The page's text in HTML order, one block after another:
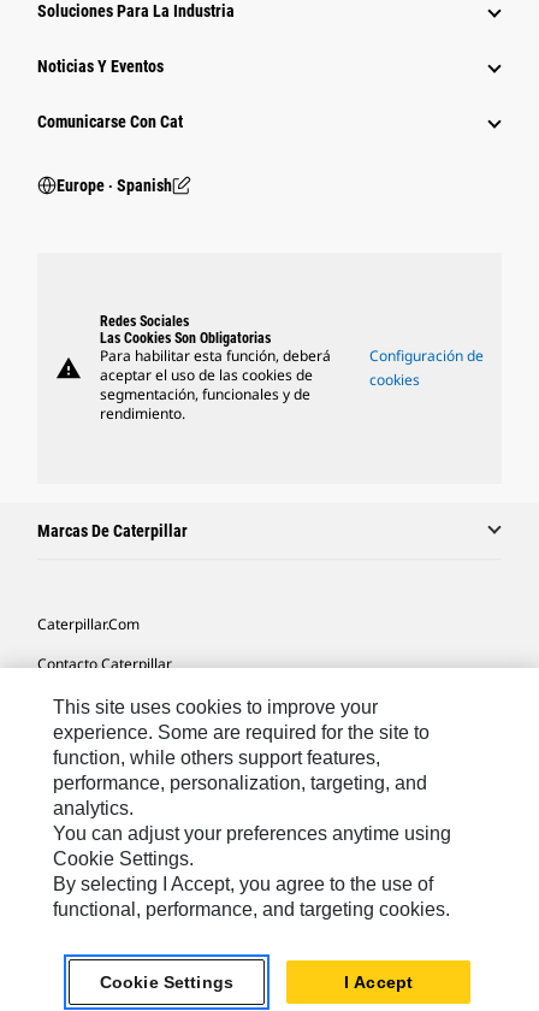
Soluciones Para La Industria
Noticias Y Eventos
Comunicarse Con Cat
Europe ‧ Spanish
warning
Redes Sociales
Las Cookies Son Obligatorias
Para habilitar esta función, deberá
aceptar el uso de las cookies de
segmentación, funcionales y de
rendimiento.
Configuración de
cookies
Marcas De Caterpillar
Caterpillar.com
Contacto Caterpillar
Mis Preferencias De Marketing
Mapa Del Sitio
Cookie Settings
Aviso Legal
Privacidad
Europe-Spanish© 2026 Caterpillar. Reservados todos los derechos
This site uses cookies to improve your
experience. Some are required for the site to
function, while others support features,
performance, personalization, targeting, and
analytics.
You can adjust your preferences anytime using
Cookie Settings.
By selecting I Accept, you agree to the use of
functional, performance, and targeting cookies.
Cookie Settings I Accept